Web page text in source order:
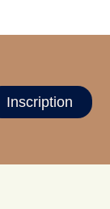
Inscription